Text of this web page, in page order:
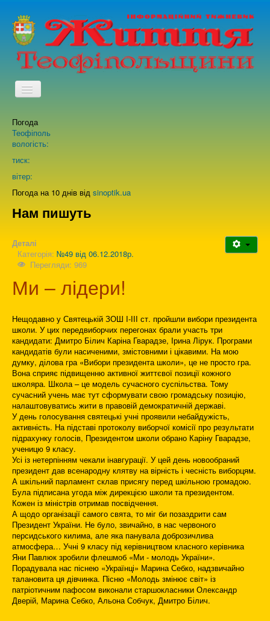
TPL_PROTOSTAR_TOGGLE_MENU
Про нас
Погода
Теофіполь
вологість:
тиск:
вітер:
Погода на 10 днів від sinoptik.ua
Нам пишуть
Деталі
Категорія: №49 від 06.12.2018р.
Перегляди: 969
Ми – лідери!
Нещодавно у Святецькій ЗОШ І-ІІІ ст. пройшли вибори президента
школи. У цих передвиборчих перегонах брали участь три
кандидати: Дмитро Білич Каріна Гварадзе, Ірина Лірук. Програми
кандидатів були насиченими, змістовними і цікавими. На мою
думку, ділова гра «Вибори президента школи», це не просто гра.
Вона сприяє підвищенню активної життєвої позиції кожного
школяра. Школа – це модель сучасного суспільства. Тому
сучасний учень має тут сформувати свою громадську позицію,
налаштовуватись жити в правовій демократичній державі.
У день голосування святецькі учні проявили небайдужість,
активність. На підставі протоколу виборчої комісії про результати
підрахунку голосів, Президентом школи обрано Каріну Гварадзе,
ученицю 9 класу.
Усі із нетерпінням чекали інавгурації. У цей день новообраний
президент дав всенародну клятву на вірність і чесність виборцям.
А шкільний парламент склав присягу перед шкільною громадою.
Була підписана угода між дирекцією школи та президентом.
Кожен із міністрів отримав посвідчення.
А щодо організації самого свята, то міг би позаздрити сам
Президент України. Не було, звичайно, в нас червоного
персидського килима, але яка панувала доброзичлива
атмосфера… Учні 9 класу під керівництвом класного керівника
Яни Павлюк зробили флешмоб «Ми - молодь України».
Порадувала нас піснею «Українці» Марина Себко, надзвичайно
талановита ця дівчинка. Пісню «Молодь змінює світ» із
патріотичним пафосом виконали старшокласники Олександр
Дверій, Марина Себко, Альона Собчук, Дмитро Білич.